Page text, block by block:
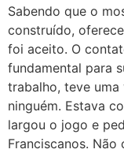
Sabendo que o
construído,
foi aceito. O
fundamental para
trabalho, teve uma
ninguém. Estava
largou o jogo e
Franciscanos. Não